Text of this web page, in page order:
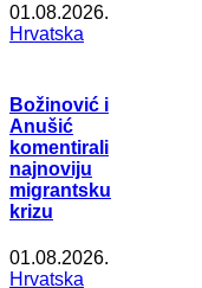
01.08.2026.
Hrvatska
Božinović i
Anušić
komentirali
najnoviju
migrantsku
krizu
01.08.2026.
Hrvatska